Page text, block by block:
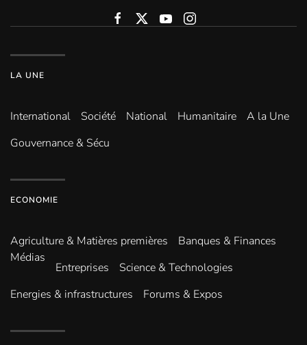
LA UNE
International Société National Humanitaire
A la Une
Gouvernance & Sécu
ECONOMIE
Agriculture & Matières premières
Banques & Finances
Médias
Entreprises
Science & Technologies
Energies & infrastructures
Forums & Expos